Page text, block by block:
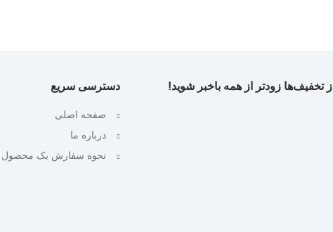
از تخفیف‌ها زودتر از همه باخبر شوید! دسترسی سریع
صفحه اصلی
درباره ما
نحوه سفارش یک محصول